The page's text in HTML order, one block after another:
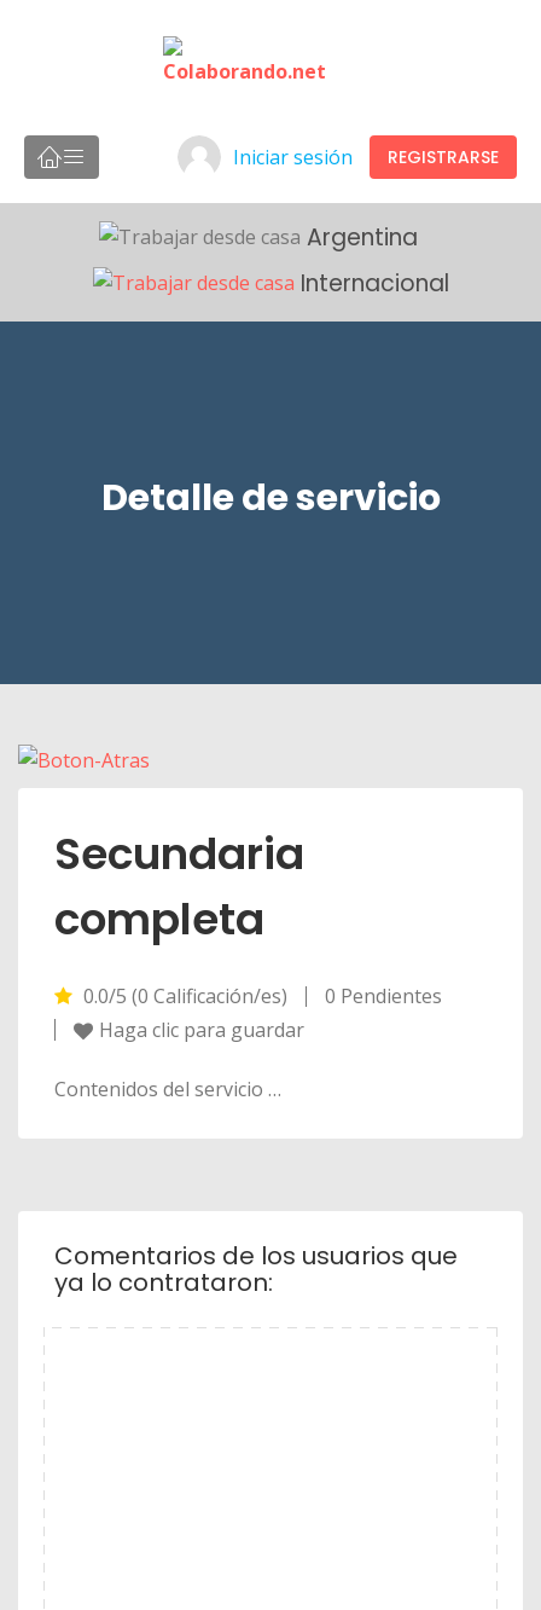
Iniciar sesión REGISTRARSE
Argentina
Internacional
Detalle de servicio
Secundaria
completa
0.0/5 (0 Calificación/es)
0 Pendientes
Haga clic para guardar
Contenidos del servicio …
Comentarios de los usuarios que
ya lo contrataron: